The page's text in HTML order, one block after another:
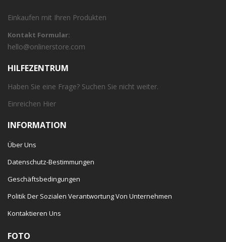
Einkaufen mit Ihren Produkten
Kontakt Formular:
hello@onlinerstore.com
HILFEZENTRUM
Haben Sie eine Frage? Suchen Sie nicht weiter.
Einreichen Hier
INFORMATION
Über Uns
Datenschutz-Bestimmungen
Geschäftsbedingungen
Politik Der Sozialen Verantwortung Von Unternehmen
Kontaktieren Uns
FOTO